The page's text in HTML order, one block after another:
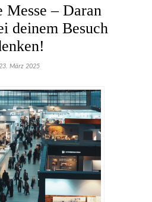
Messe – Daran
deinem Besuch
23. März 2025